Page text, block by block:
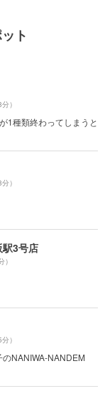
ト
）
1種類終わってしまうと
）
駅3号店
）
）
のNANIWA-NANDEM